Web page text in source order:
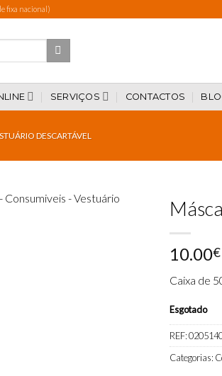
fixa nacional)
SERVIÇOS CONTACTOS
DESCARTÁVEL
10.00€
Caixa de
Esgotado
REF:
Categorias: